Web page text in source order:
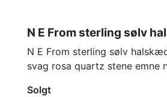
N E From sterling sølv
N E From sterling sølv
svag rosa quartz stene emne
Solgt